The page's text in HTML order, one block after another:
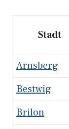
Stadt
Arnsberg
Bestwig
Brilon